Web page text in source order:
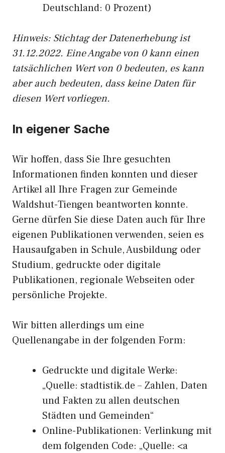
Deutschland: 0 Prozent)
Hinweis: Stichtag der Datenerhebung ist
31.12.2022. Eine Angabe von 0 kann einen
tatsächlichen Wert von 0 bedeuten, es kann
aber auch bedeuten, dass keine Daten für
diesen Wert vorliegen.
In eigener Sache
Wir hoffen, dass Sie Ihre gesuchten
Informationen finden konnten und dieser
Artikel all Ihre Fragen zur Gemeinde
Waldshut-Tiengen beantworten konnte.
Gerne dürfen Sie diese Daten auch für Ihre
eigenen Publikationen verwenden, seien es
Hausaufgaben in Schule, Ausbildung oder
Studium, gedruckte oder digitale
Publikationen, regionale Webseiten oder
persönliche Projekte.
Wir bitten allerdings um eine
Quellenangabe in der folgenden Form:
Gedruckte und digitale Werke:
„Quelle: stadtistik.de – Zahlen, Daten
und Fakten zu allen deutschen
Städten und Gemeinden“
Online-Publikationen: Verlinkung mit
dem folgenden Code: „Quelle: <a